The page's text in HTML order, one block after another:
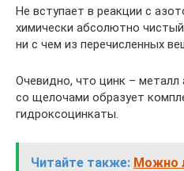
Не вступает в реакции с
химически абсолютно
ни с чем из перечисленных
Очевидно, что цинк –
со щелочами образует
гидроксоцинкаты.
Читайте также: Можно